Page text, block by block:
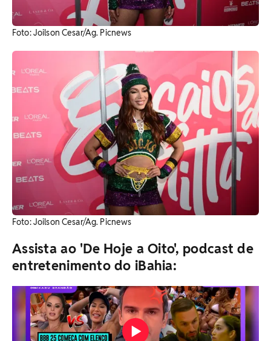
Foto: Joilson Cesar/Ag. Picnews
Foto: Joilson Cesar/Ag. Picnews
Assista ao 'De Hoje a Oito', podcast de
entretenimento do iBahia: